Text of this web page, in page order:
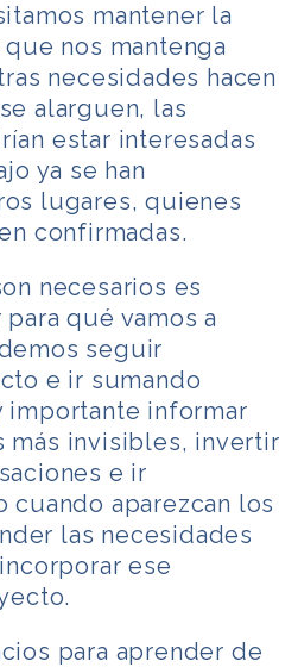
mantener la
nos mantenga
necesidades hacen
alarguen, las
estar interesadas
ya se han
lugares, quienes
confirmadas.
necesarios es
qué vamos a
seguir
e ir sumando
importante informar
más invisibles, invertir
e ir
cuando aparezcan los
las necesidades
ese
para aprender de